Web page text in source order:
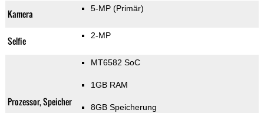
Kamera 5-MP (Primär)
Selfie 2-MP
Prozessor, Speicher
MT6582 SoC
1GB RAM
8GB Speicherung